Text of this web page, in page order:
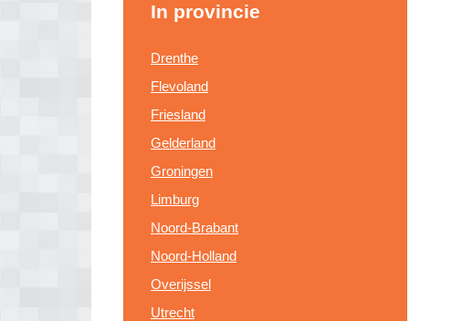
In provincie
Drenthe
Flevoland
Friesland
Gelderland
Groningen
Limburg
Noord-Brabant
Noord-Holland
Overijssel
Utrecht